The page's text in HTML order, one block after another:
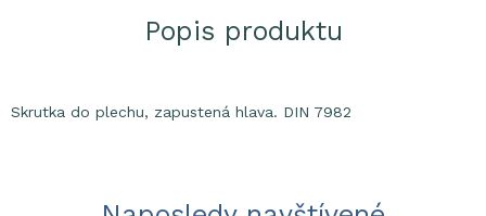
Popis produktu
Skrutka do plechu, zapustená hlava. DIN 7982